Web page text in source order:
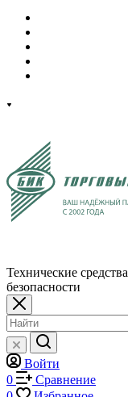
Технические средства
безопасности
Войти
0
Сравнение